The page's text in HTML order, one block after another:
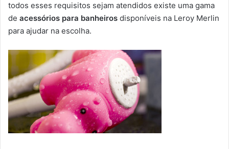
todos esses requisitos sejam atendidos existe uma gama
de acessórios para banheiros disponíveis na Leroy Merlin
para ajudar na escolha.